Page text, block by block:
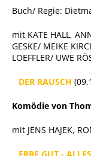
Buch/ Regie:
mit KATE HALL,
GESKE/ MEIKE
LOEFFLER/ UWE
DER RAUSCH
Komödie von
mit JENS HAJEK,